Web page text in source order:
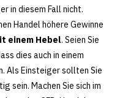
in diesem Fall nicht.
Handel höhere Gewinne
einem Hebel. Seien Sie
dies auch in einem
Als Einsteiger sollten Sie
sein. Machen Sie sich im